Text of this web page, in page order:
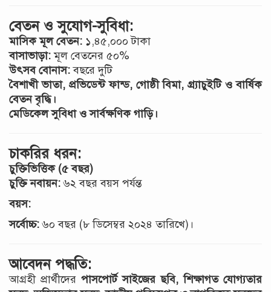
বেতন ও সুযোগ-সুবিধা:
মাসিক মূল বেতন: ১,৪৫,০০০ টাকা
বাসাভাড়া:মূল বেতনের ৫০%
উৎসব বোনাস:বছরে দুটি
বৈশাখী ভাতা, প্রভিডেন্ট ফান্ড, গোষ্ঠী বিমা, গ্র্যাচুইটি ও বার্ষিক
বেতন বৃদ্ধি।
মেডিকেল সুবিধা ও সার্বক্ষণিক গাড়ি।
চাকরির ধরন:
চুক্তিভিত্তিক (৫ বছর)
চুক্তি নবায়ন:৬২ বছর বয়স পর্যন্ত
বয়স:
সর্বোচ্চ:৬০ বছর (৮ ডিসেম্বর ২০২৪ তারিখে)।
আবেদন পদ্ধতি:
আগ্রহী প্রার্থীদের পাসপোর্ট সাইজের ছবি, শিক্ষাগত যোগ্যতার